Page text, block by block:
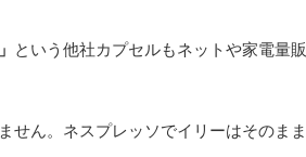
という他社カプセルもネットや家電量販
せん。ネスプレッソでイリーはそのまま